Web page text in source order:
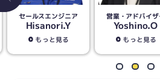
営業・アドバイザー
Yoshino.O
もっと見る
セールスエンジニ
Takahiro.M
もっと見る